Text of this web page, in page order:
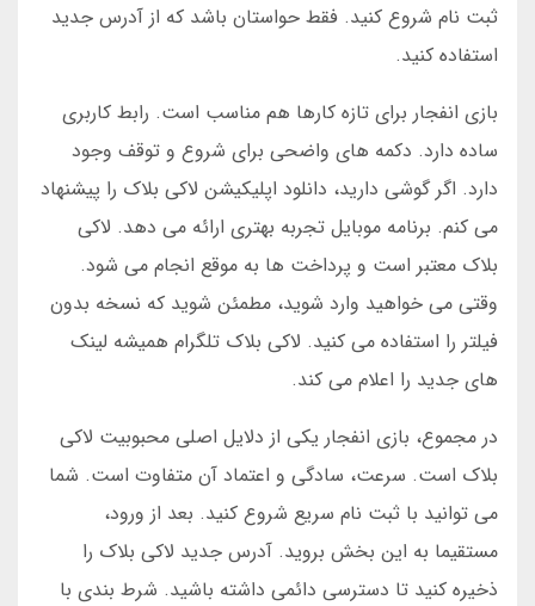
ثبت نام شروع کنید. فقط حواستان باشد که از آدرس جدید
استفاده کنید.
بازی انفجار برای تازه کارها هم مناسب است. رابط کاربری
ساده دارد. دکمه های واضحی برای شروع و توقف وجود
دارد. اگر گوشی دارید، دانلود اپلیکیشن لاکی بلاک را پیشنهاد
می کنم. برنامه موبایل تجربه بهتری ارائه می دهد. لاکی
بلاک معتبر است و پرداخت ها به موقع انجام می شود.
وقتی می خواهید وارد شوید، مطمئن شوید که نسخه بدون
فیلتر را استفاده می کنید. لاکی بلاک تلگرام همیشه لینک
های جدید را اعلام می کند.
در مجموع، بازی انفجار یکی از دلایل اصلی محبوبیت لاکی
بلاک است. سرعت، سادگی و اعتماد آن متفاوت است. شما
می توانید با ثبت نام سریع شروع کنید. بعد از ورود،
مستقیما به این بخش بروید. آدرس جدید لاکی بلاک را
ذخیره کنید تا دسترسی دائمی داشته باشید. شرط بندی با